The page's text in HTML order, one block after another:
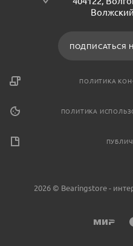
ПОДПИСАТЬСЯ
ПОЛИТИКА
ПОЛИТИКА
2026 © Bearingstore -